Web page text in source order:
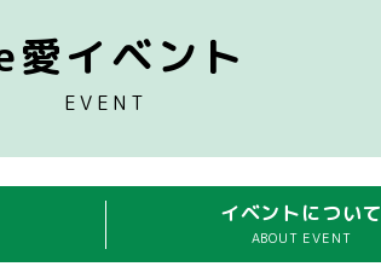
愛イベント
EVENT
イベントについて
ABOUT EVENT